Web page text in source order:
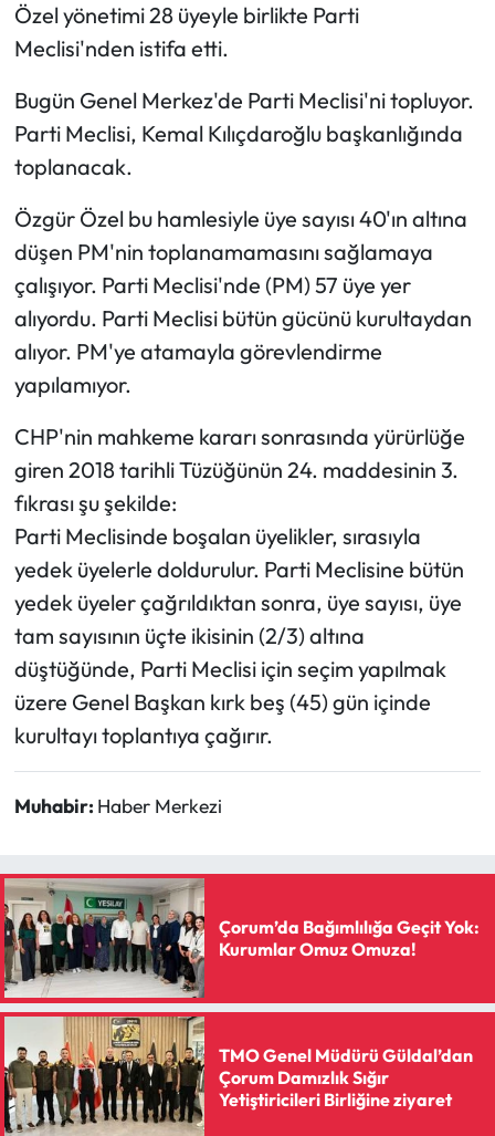
Özel yönetimi 28 üyeyle birlikte Parti
Meclisi'nden istifa etti.
Bugün Genel Merkez'de Parti Meclisi'ni topluyor.
Parti Meclisi, Kemal Kılıçdaroğlu başkanlığında
toplanacak.
Özgür Özel bu hamlesiyle üye sayısı 40'ın altına
düşen PM'nin toplanamamasını sağlamaya
çalışıyor. Parti Meclisi'nde (PM) 57 üye yer
alıyordu. Parti Meclisi bütün gücünü kurultaydan
alıyor. PM'ye atamayla görevlendirme
yapılamıyor.
CHP'nin mahkeme kararı sonrasında yürürlüğe
giren 2018 tarihli Tüzüğünün 24. maddesinin 3.
fıkrası şu şekilde:
Parti Meclisinde boşalan üyelikler, sırasıyla
yedek üyelerle doldurulur. Parti Meclisine bütün
yedek üyeler çağrıldıktan sonra, üye sayısı, üye
tam sayısının üçte ikisinin (2/3) altına
düştüğünde, Parti Meclisi için seçim yapılmak
üzere Genel Başkan kırk beş (45) gün içinde
kurultayı toplantıya çağırır.
Muhabir: Haber Merkezi
Çorum’da Bağımlılığa Geçit Yok:
Kurumlar Omuz Omuza!
TMO Genel Müdürü Güldal’dan
Çorum Damızlık Sığır
Yetiştiricileri Birliğine ziyaret
Resmi Reklam
Sağlık
Spor
Sungurlu Haberleri
Turizm
Uğurludağ Haberleri
Yaşam
Yayla Haber
Yemek Tarifleri
Yerel Haberler